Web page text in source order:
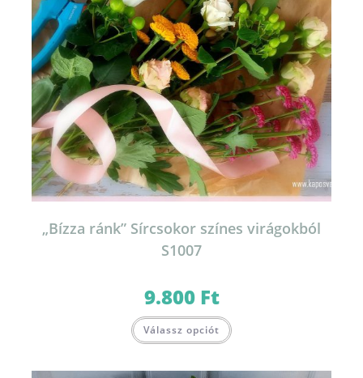
„Bízza ránk” Sírcsokor színes virágokból
S1007
9.800 Ft
Válassz opciót